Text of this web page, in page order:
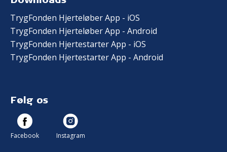
TrygFonden Hjerteløber App - iOS
TrygFonden Hjerteløber App - Android
TrygFonden Hjertestarter App - iOS
TrygFonden Hjertestarter App - Android
Følg os
Facebook Instagram